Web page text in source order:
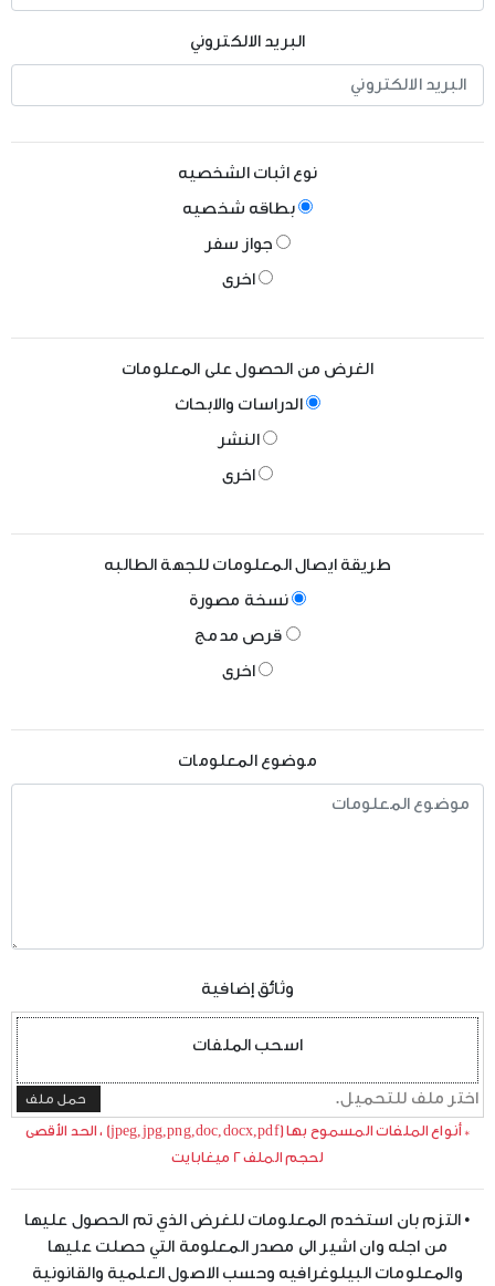
البريد الالكتروني
نوع اثبات الشخصيه
بطاقه شخصيه
جواز سفر
اخرى
الغرض من الحصول على المعلومات
الدراسات والابحاث
النشر
اخرى
طريقة ايصال المعلومات للجهة الطالبه
نسخة مصورة
قرص مدمج
اخرى
موضوع المعلومات
وثائق إضافية
اسحب الملفات
حمل ملف اختر ملف للتحميل.
*
أنواع الملفات المسموح بها (jpeg,jpg,png,doc,docx,pdf) ، الحد الأقصى
لحجم الملف 2 ميغابايت
• التزم بان استخدم المعلومات للغرض الذي تم الحصول عليها
من اجله وان اشير الى مصدر المعلومة التي حصلت عليها
والمعلومات البيلوغرافيه وحسب الاصول العلمية والقانونية